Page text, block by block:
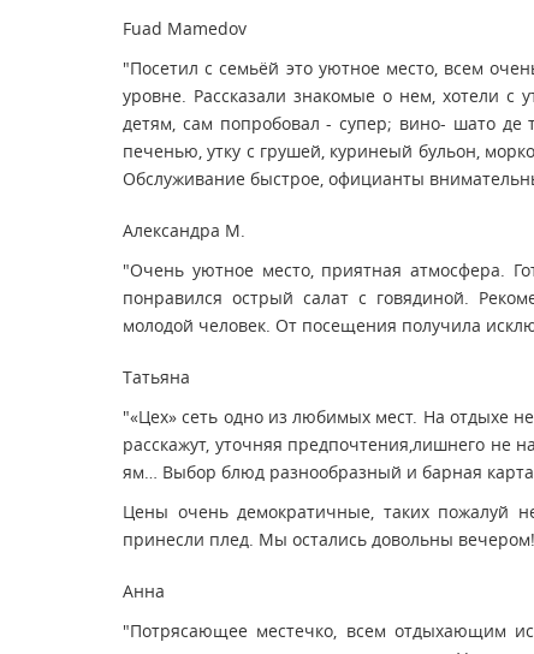
Fuad Mamedov
"Посетил с семьёй это уютное место, всем
уровне. Рассказали знакомые о нем, хотели с
детям, сам попробовал - супер; вино- шато де
печенью, утку с грушей, куринеый бульон,
Обслуживание быстрое, официанты
Александра М.
"Очень уютное место, приятная атмосфера.
понравился острый салат с говядиной.
молодой человек. От посещения получила
Татьяна
"«Цех» сеть одно из любимых мест. На отдыхе
расскажут, уточняя предпочтения,лишнего не
ям… Выбор блюд разнообразный и барная карта
Цены очень демократичные, таких пожалуй
принесли плед. Мы остались довольны
Анна
"Потрясающее местечко, всем отдыхающим